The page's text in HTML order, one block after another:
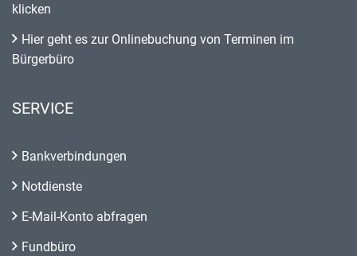
klicken
Hier geht es zur Onlinebuchung von Terminen im
Bürgerbüro
SERVICE
Bankverbindungen
Notdienste
E-Mail-Konto abfragen
Fundbüro